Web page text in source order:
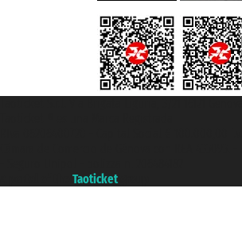
Taoticket